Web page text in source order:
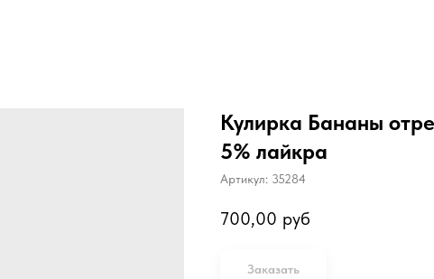
Кулирка Бананы
5% лайкра
Артикул: 35284
700,00 руб
Заказать